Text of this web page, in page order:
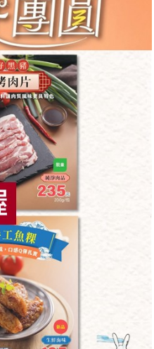
御正食品股份有限公司
泰式香茅醃漬雞腿排(御
正)-200g/包
200公克
葷
冷凍
$128
看天田友善農食有限公司
有機冷凍鹽味毛豆(看天田)
食安 共同購買